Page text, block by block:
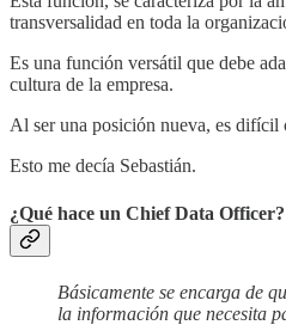
transversalidad en toda la
Es una función versátil que debe
cultura de la empresa.
Al ser una posición nueva, es difícil
Esto me decía Sebastián.
¿Qué hace un Chief Data Officer?
Básicamente se encarga de
la información que necesita